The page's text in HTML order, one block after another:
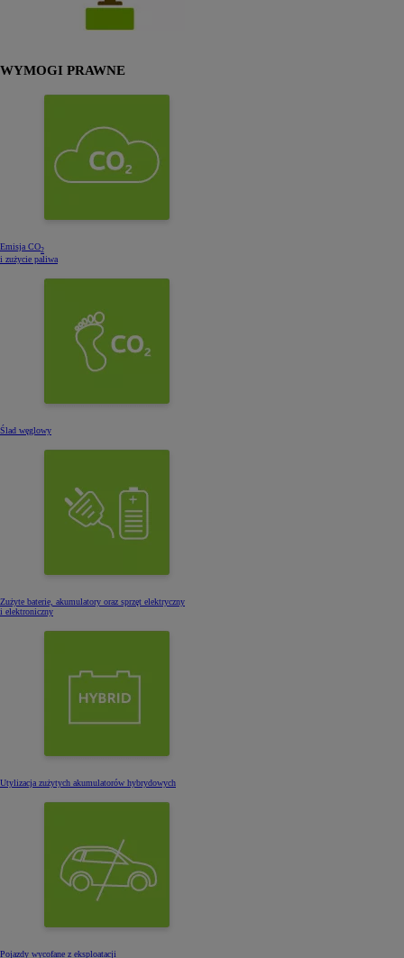
WYMOGI PRAWNE
Emisja CO2
i zużycie paliwa
Ślad węglowy
Zużyte baterie, akumulatory oraz sprzęt elektryczny
i elektroniczny
Utylizacja zużytych akumulatorów hybrydowych
Pojazdy wycofane z eksploatacji